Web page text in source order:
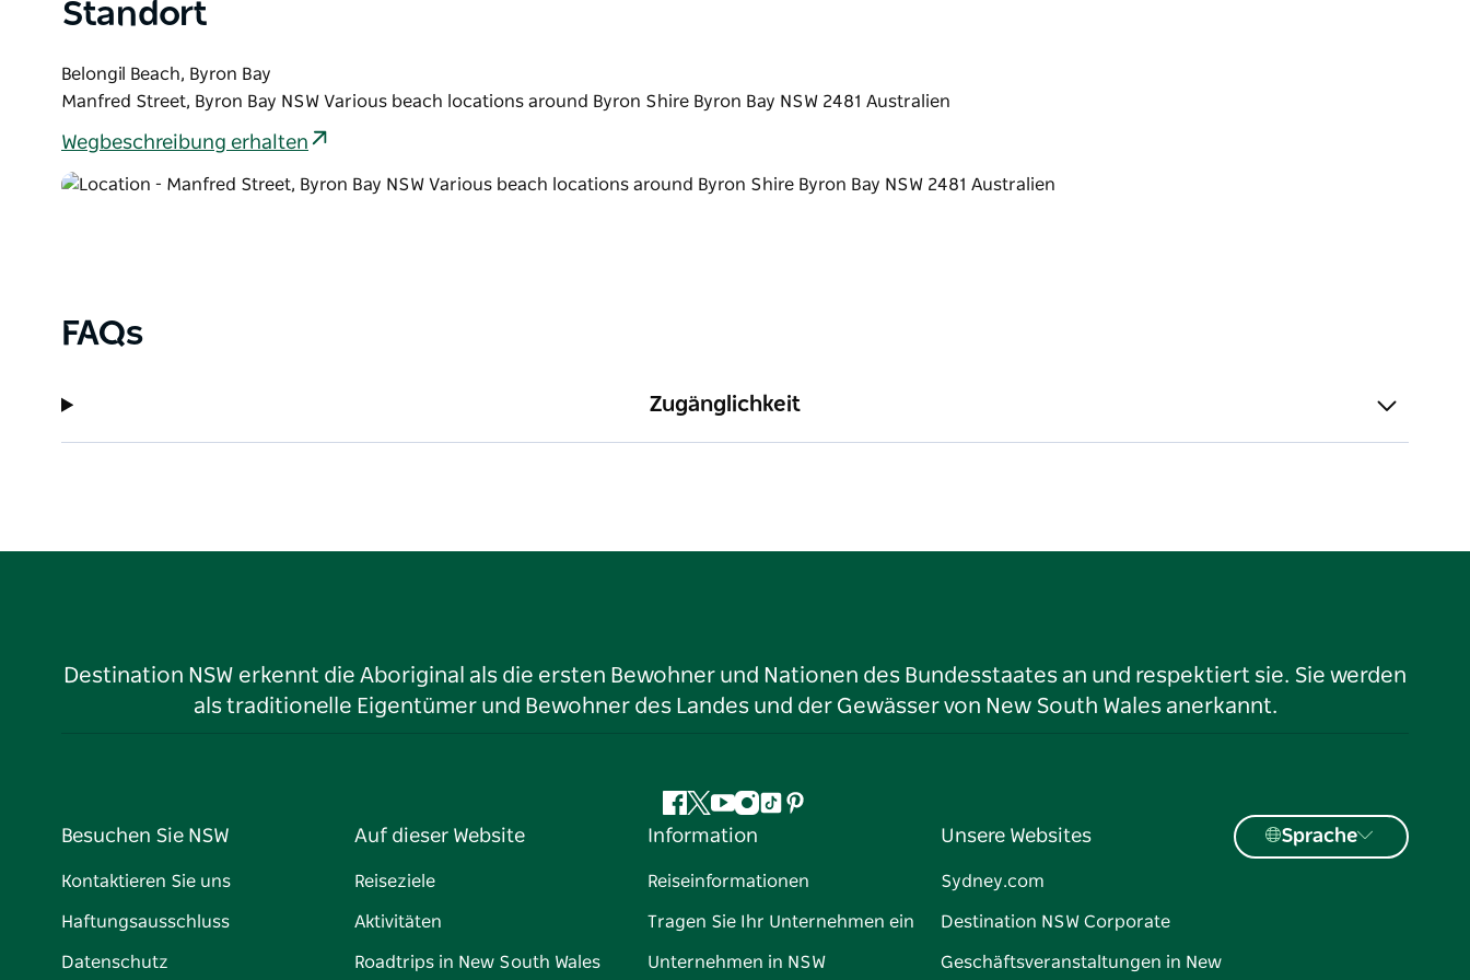
Standort
Belongil Beach, Byron Bay
Manfred Street, Byron Bay NSW Various beach locations around Byron Shire Byron Bay NSW 2481 Australien
Wegbeschreibung erhalten
FAQs
Zugänglichkeit
Destination NSW erkennt die Aboriginal als die ersten Bewohner und Nationen des Bundesstaates an und respektiert sie. Sie werden
als traditionelle Eigentümer und Bewohner des Landes und der Gewässer von New South Wales anerkannt.
Facebook
Twitter
YouTube
Instagram
TikTokPinterest
Besuchen Sie NSW
Kontaktieren Sie uns
Haftungsausschluss
Datenschutz
Auf dieser Website
Reiseziele
Aktivitäten
Roadtrips in New South Wales
Information
Reiseinformationen
Tragen Sie Ihr Unternehmen ein
Unternehmen in NSW
Unsere Websites
Sydney.com
Destination NSW Corporate
Geschäftsveranstaltungen in New
Sprache